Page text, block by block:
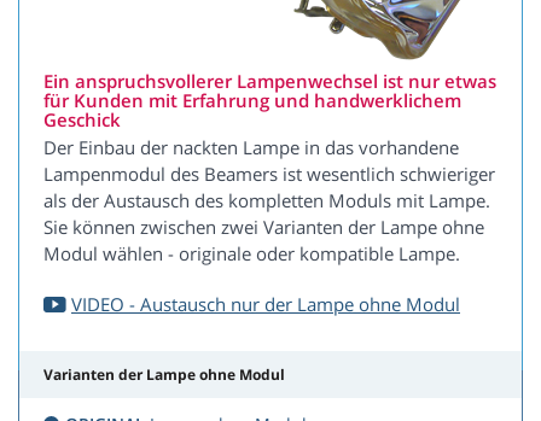
Ein anspruchsvollerer Lampenwechsel ist nur etwas
für Kunden mit Erfahrung und handwerklichem
Geschick
Der Einbau der nackten Lampe in das vorhandene
Lampenmodul des Beamers ist wesentlich schwieriger
als der Austausch des kompletten Moduls mit Lampe.
Sie können zwischen zwei Varianten der Lampe ohne
Modul wählen - originale oder kompatible Lampe.
VIDEO - Austausch nur der Lampe ohne Modul
Varianten der Lampe ohne Modul